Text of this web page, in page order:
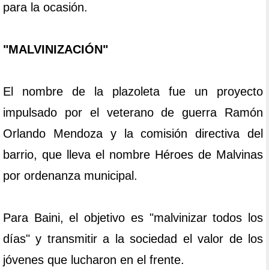
para la ocasión.
"MALVINIZACIÓN"
El nombre de la plazoleta fue un proyecto
impulsado por el veterano de guerra Ramón
Orlando Mendoza y la comisión directiva del
barrio, que lleva el nombre Héroes de Malvinas
por ordenanza municipal.
Para Baini, el objetivo es "malvinizar todos los
días" y transmitir a la sociedad el valor de los
jóvenes que lucharon en el frente.